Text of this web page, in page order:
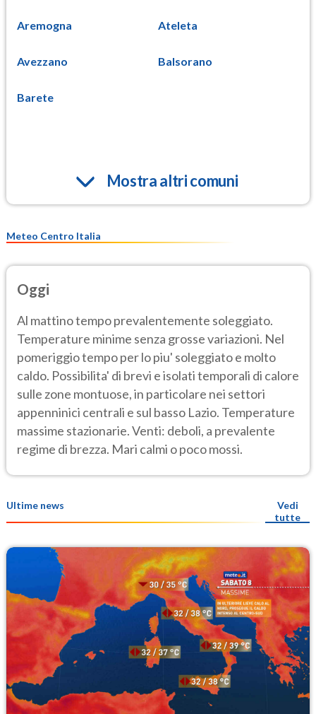
Aremogna Ateleta
Avezzano Balsorano
Barete
Mostra altri comuni
Meteo Centro Italia
Oggi
Al mattino tempo prevalentemente soleggiato.
Temperature minime senza grosse variazioni. Nel
pomeriggio tempo per lo piu' soleggiato e molto
caldo. Possibilita' di brevi e isolati temporali di calore
sulle zone montuose, in particolare nei settori
appenninici centrali e sul basso Lazio. Temperature
massime stazionarie. Venti: deboli, a prevalente
regime di brezza. Mari calmi o poco mossi.
Ultime news
Vedi
tutte